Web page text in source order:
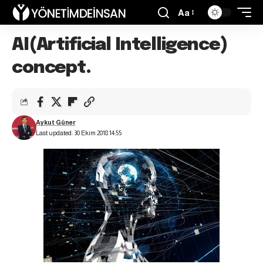
Aa
AI(Artificial Intelligence)
concept.
Last updated: 30 Ekim 2018 14:55
Aykut Güner